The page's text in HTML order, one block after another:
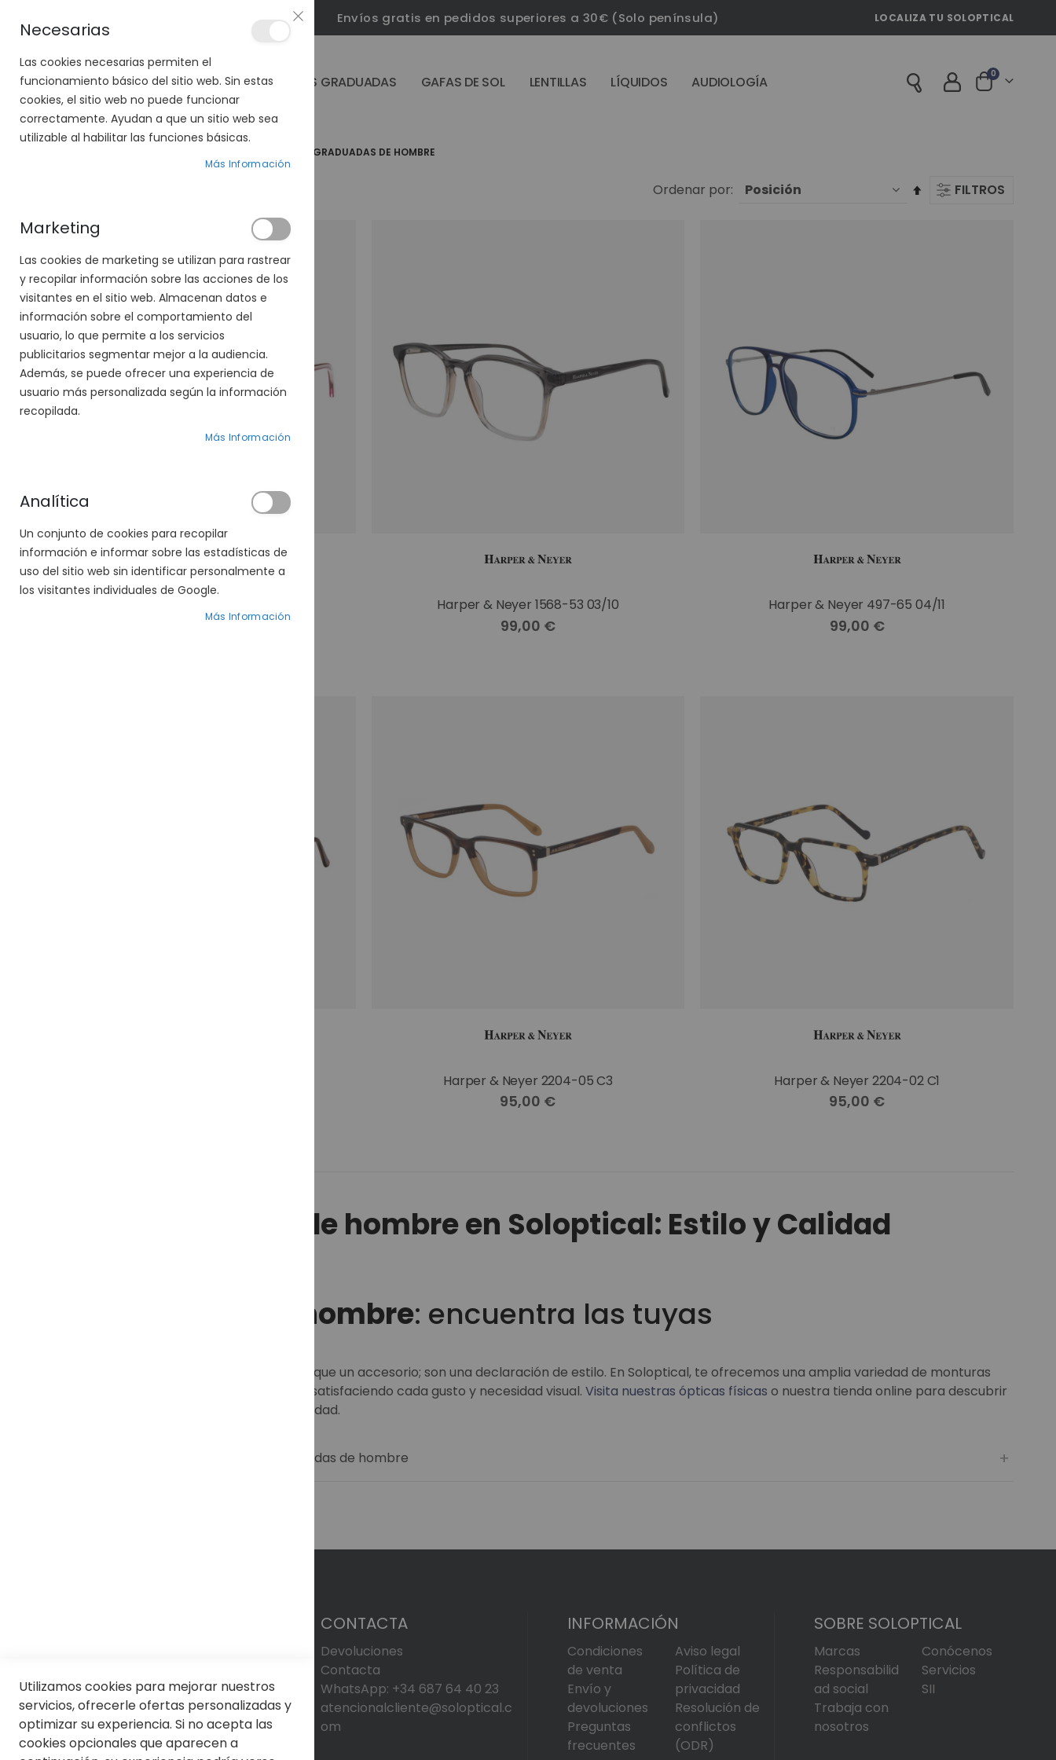
Envíos gratis en pedidos superiores a 30€ (Solo península) LOCALIZA TU SOLOPTICAL
GAFAS GRADUADAS GAFAS DE SOL LENTILLAS LÍQUIDOS AUDIOLOGÍA Cart
0artículos
GAFAS GRADUADAS DE HOMBRE
FILTROS
Ordenar por
Fijar
99,00 €
Harper & Neyer 1568-53 03/10
99,00 €
Harper & Neyer 497-65 04/11
99,00 €
Harper & Neyer 2204-05 C3
95,00 €
Harper & Neyer 2204-02 C1
95,00 €
Gafas graduadas de hombre en Soloptical: Estilo y Calidad
hombre: encuentra las tuyas
Las gafas graduadas para hombre son más que un accesorio; son una declaración de estilo. En Soloptical, te ofrecemos una amplia variedad de monturas
que van desde lo clásico hasta lo moderno, satisfaciendo cada gusto y necesidad visual. Visita nuestras ópticas físicas o nuestra tienda online para descubrir
la montura perfecta que refleje tu personalidad.
Descubre más sobre nuestras gafas graduadas de hombre
CONTACTA
Devoluciones
Contacta
WhatsApp: +34 687 64 40 23
atencionalcliente@soloptical.c
om
INFORMACIÓN
Condiciones
de venta
Envío y
devoluciones
Preguntas
frecuentes
Aviso legal
Política de
privacidad
Resolución de
conflictos
(ODR)
SOBRE SOLOPTICAL
Marcas
Responsabilid
ad social
Trabaja con
nosotros
Conócenos
Servicios
SII
Necesarias
Las cookies necesarias permiten el
funcionamiento básico del sitio web. Sin estas
cookies, el sitio web no puede funcionar
correctamente. Ayudan a que un sitio web sea
utilizable al habilitar las funciones básicas.
Más Información
Marketing
Las cookies de marketing se utilizan para rastrear
y recopilar información sobre las acciones de los
visitantes en el sitio web. Almacenan datos e
información sobre el comportamiento del
usuario, lo que permite a los servicios
publicitarios segmentar mejor a la audiencia.
Además, se puede ofrecer una experiencia de
usuario más personalizada según la información
recopilada.
Más Información
Analítica
Un conjunto de cookies para recopilar
información e informar sobre las estadísticas de
uso del sitio web sin identificar personalmente a
los visitantes individuales de Google.
Más Información
Utilizamos cookies para mejorar nuestros
servicios, ofrecerle ofertas personalizadas y
optimizar su experiencia. Si no acepta las
cookies opcionales que aparecen a